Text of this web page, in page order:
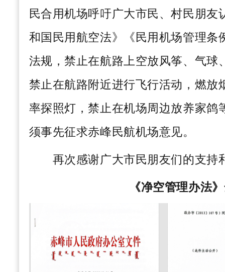
民合用机场呼吁广大市民、村民朋友
和国民用航空法》《民用机场管理条
法规，禁止在航路上空放风筝、气球
禁止在航路附近进行飞行活动，燃放
率探照灯，禁止在机场周边放养家鸽
须事先征求赤峰民航机场意见。
再次感谢广大市民朋友们的支持
《净空管理办法